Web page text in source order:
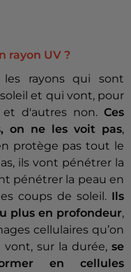
rayon UV ?
les rayons qui sont
et qui vont, pour
et d'autres non. Ces
on ne les voit pas,
protège pas tout le
ils vont pénétrer la
pénétrer la peau en
coups de soleil. Ils
plus en profondeur,
cellulaires qu’on
sur la durée, se
en cellules